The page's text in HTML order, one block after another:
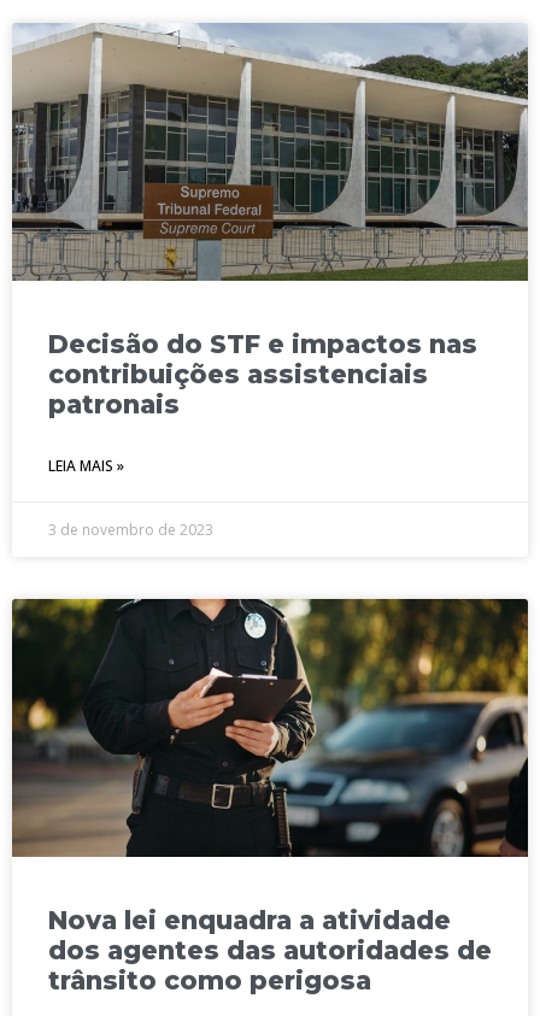
Decisão do STF e impactos nas
contribuições assistenciais
patronais
LEIA MAIS »
3 de novembro de 2023
Nova lei enquadra a atividade
dos agentes das autoridades de
trânsito como perigosa